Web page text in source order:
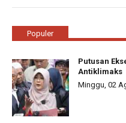
Populer
Putusan
Antiklimaks
Minggu, 02